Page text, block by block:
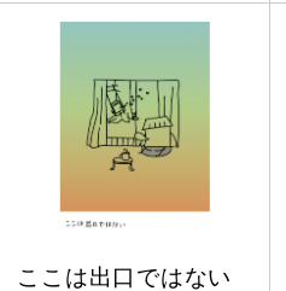
ここは出口ではない